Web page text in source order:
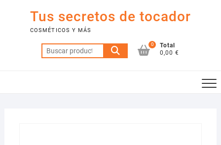
contenido
Tus secretos de tocador
COSMÉTICOS Y MÁS
Buscar
por:
0
Total
0,00 €